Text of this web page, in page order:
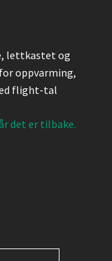
lettkastet og
oppvarming,
flight-tal
det er tilbake.